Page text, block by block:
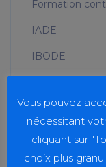
Formation
IADE
IBODE
IFAS
IFCS
IFSI
Vous pouvez
nécessitant
cliquant sur
choix plus